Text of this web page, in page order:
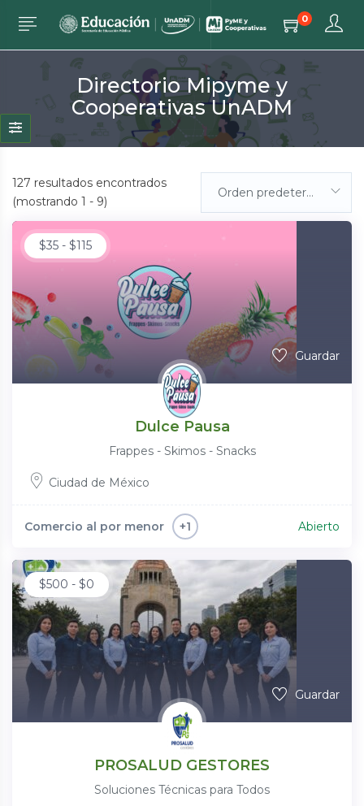
0
Directorio Mipyme y
Cooperativas UnADM
127 resultados encontrados
(mostrando 1 - 9)
Orden predeterminada
$35 - $115
Guardar
Dulce Pausa
Frappes - Skimos - Snacks
Ciudad de México
Comercio al por menor +1 Abierto
$500 - $0
Guardar
PROSALUD GESTORES
Soluciones Técnicas para Todos